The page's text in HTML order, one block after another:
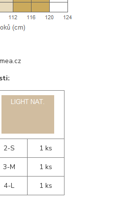
2-S
1 ks
3-M
1 ks
4-L
1 ks